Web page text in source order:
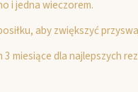
i jedna wieczorem.
aby zwiększyć
miesiące dla najlepszych